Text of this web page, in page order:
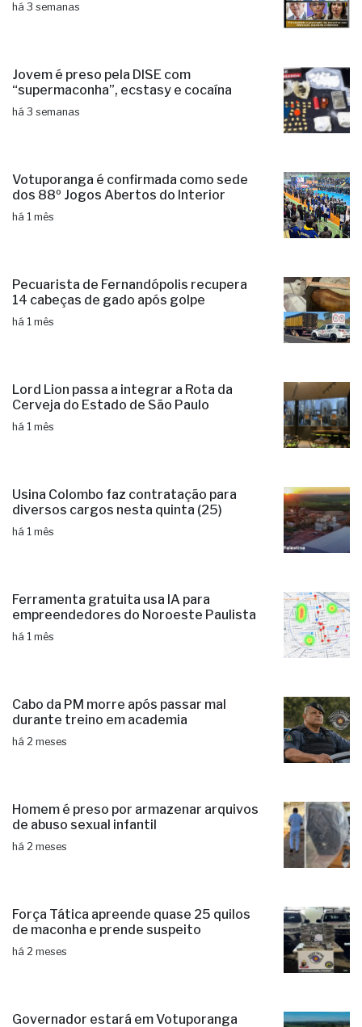
há 3 semanas
Jovem é preso pela DISE com
“supermaconha”, ecstasy e cocaína
há 3 semanas
Votuporanga é confirmada como sede
dos 88º Jogos Abertos do Interior
há 1 mês
Pecuarista de Fernandópolis recupera
14 cabeças de gado após golpe
há 1 mês
Lord Lion passa a integrar a Rota da
Cerveja do Estado de São Paulo
há 1 mês
Usina Colombo faz contratação para
diversos cargos nesta quinta (25)
há 1 mês
Ferramenta gratuita usa IA para
empreendedores do Noroeste Paulista
há 1 mês
Cabo da PM morre após passar mal
durante treino em academia
há 2 meses
Homem é preso por armazenar arquivos
de abuso sexual infantil
há 2 meses
Força Tática apreende quase 25 quilos
de maconha e prende suspeito
há 2 meses
Governador estará em Votuporanga